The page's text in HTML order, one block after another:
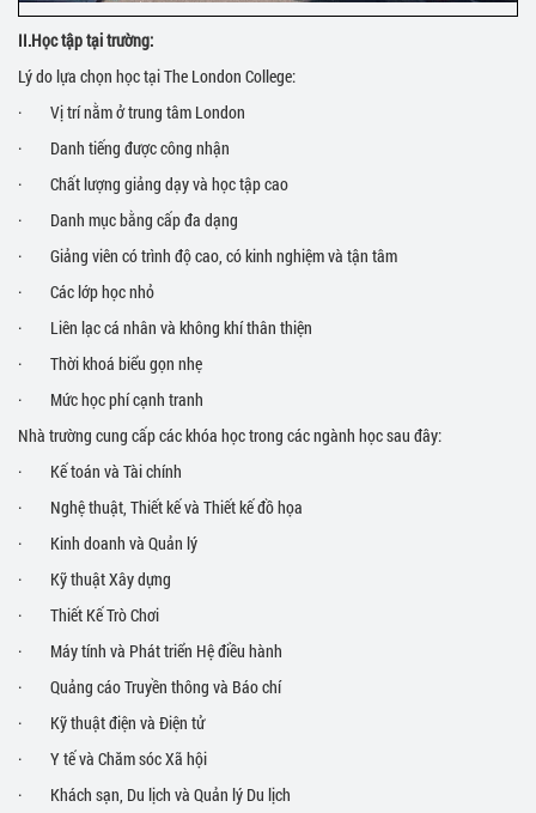
II.Học tập tại trường:
Lý do lựa chọn học tại The London College:
· Vị trí nằm ở trung tâm London
· Danh tiếng được công nhận
· Chất lượng giảng dạy và học tập cao
· Danh mục bằng cấp đa dạng
· Giảng viên có trình độ cao, có kinh nghiệm và tận tâm
· Các lớp học nhỏ
· Liên lạc cá nhân và không khí thân thiện
· Thời khoá biểu gọn nhẹ
· Mức học phí cạnh tranh
Nhà trường cung cấp các khóa học trong các ngành học sau đây:
· Kế toán và Tài chính
· Nghệ thuật, Thiết kế và Thiết kế đồ họa
· Kinh doanh và Quản lý
· Kỹ thuật Xây dựng
· Thiết Kế Trò Chơi
· Máy tính và Phát triển Hệ điều hành
· Quảng cáo Truyền thông và Báo chí
· Kỹ thuật điện và Điện tử
· Y tế và Chăm sóc Xã hội
· Khách sạn, Du lịch và Quản lý Du lịch